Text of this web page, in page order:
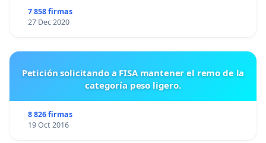
7 858 firmas
27 Dec 2020
Petición solicitando a FISA mantener el remo de la
categoría peso ligero.
8 826 firmas
19 Oct 2016